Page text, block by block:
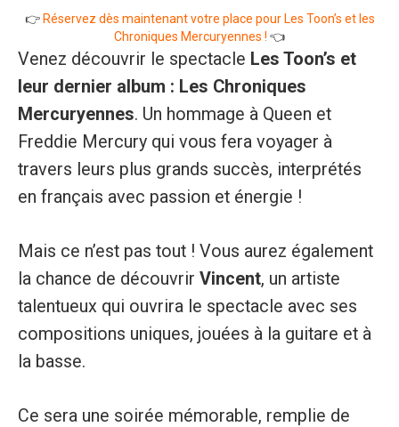
👉 Réservez dès maintenant votre place pour Les Toon’s et les
Chroniques Mercuryennes ! 👈
Venez découvrir le spectacle Les Toon’s et
leur dernier album : Les Chroniques
Mercuryennes. Un hommage à Queen et
Freddie Mercury qui vous fera voyager à
travers leurs plus grands succès, interprétés
en français avec passion et énergie !
Mais ce n’est pas tout ! Vous aurez également
la chance de découvrir Vincent, un artiste
talentueux qui ouvrira le spectacle avec ses
compositions uniques, jouées à la guitare et à
la basse.
Ce sera une soirée mémorable, remplie de